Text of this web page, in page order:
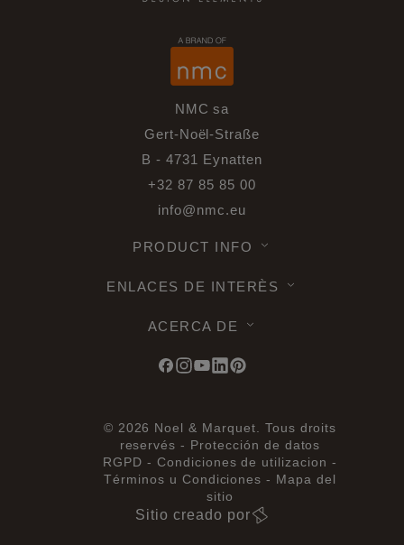
NMC sa
Gert-Noël-Straße
B - 4731 Eynatten
+32 87 85 85 00
info@nmc.eu
PRODUCT INFO
ENLACES DE INTERÈS
ACERCA DE
© 2026 Noel & Marquet. Tous droits
reservés - Protección de datos
RGPD - Condiciones de utilizacion -
Términos u Condiciones - Mapa del
sitio
Sitio creado por